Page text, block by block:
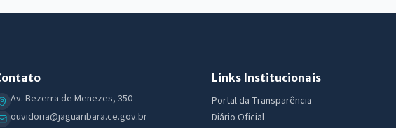
Av. Bezerra de Menezes, 350
ouvidoria@jaguaribara.ce.gov.br
Links Institucionais
Portal da Transparência
Diário Oficial